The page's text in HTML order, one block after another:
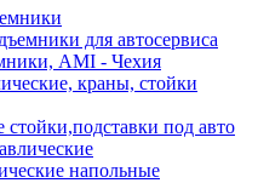
для автосервиса
АМІ - Чехия
краны, стойки
стойки,подставки под авто
напольные